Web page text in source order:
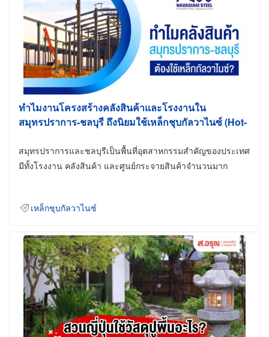
ทำไมงานโครงสร้างคลังสินค้าและโรงงานใน
สมุทรปราการ-ชลบุรี ถึงนิยมใช้เหล็กชุบกัลวาไนซ์ (Hot-
สมุทรปราการและชลบุรีเป็นพื้นที่อุตสาหกรรมสำคัญของประเทศ
มีทั้งโรงงาน คลังสินค้า และศูนย์กระจายสินค้าจำนวนมาก
เหล็กชุบกัลวาไนซ์